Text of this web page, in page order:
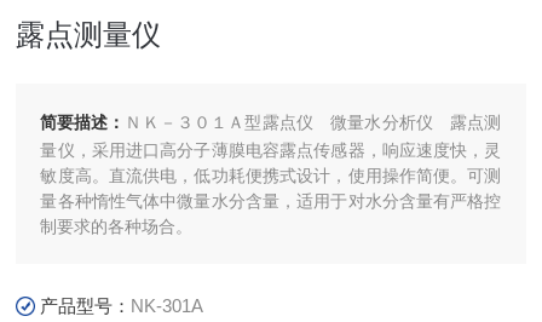
露点测量仪
简要描述： ＮＫ－３０１Ａ型露点仪 微量水分析仪 露点测
量仪，采用进口高分子薄膜电容露点传感器，响应速度快，灵
敏度高。直流供电，低功耗便携式设计，使用操作简便。可测
量各种惰性气体中微量水分含量，适用于对水分含量有严格控
制要求的各种场合。
产品型号： NK-301A